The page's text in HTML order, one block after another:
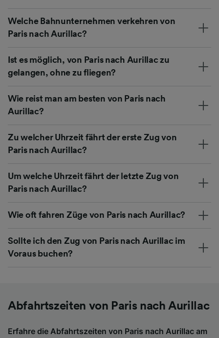
Welche Bahnunternehmen verkehren von
Paris nach Aurillac?
Ist es möglich, von Paris nach Aurillac zu
gelangen, ohne zu fliegen?
Wie reist man am besten von Paris nach
Aurillac?
Zu welcher Uhrzeit fährt der erste Zug von
Paris nach Aurillac?
Um welche Uhrzeit fährt der letzte Zug von
Paris nach Aurillac?
Wie oft fahren Züge von Paris nach Aurillac?
Sollte ich den Zug von Paris nach Aurillac im
Voraus buchen?
Abfahrtszeiten von Paris nach Aurillac
Erfahre die Abfahrtszeiten von Paris nach Aurillac am